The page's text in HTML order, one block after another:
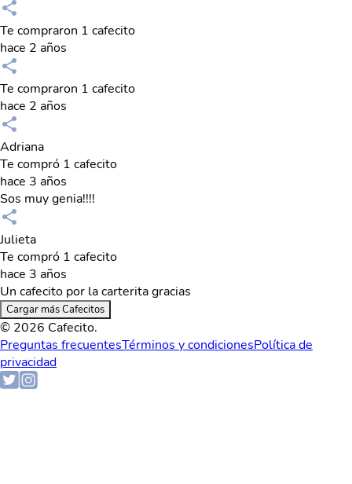
Te compraron 1 cafecito
hace 2 años
Te compraron 1 cafecito
hace 2 años
Adriana
Te compró 1 cafecito
hace 3 años
Sos muy genia!!!!
Julieta
Te compró 1 cafecito
hace 3 años
Un cafecito por la carterita gracias
Cargar más Cafecitos
© 2026 Cafecito.
Preguntas frecuentesTérminos y condicionesPolítica de
privacidad